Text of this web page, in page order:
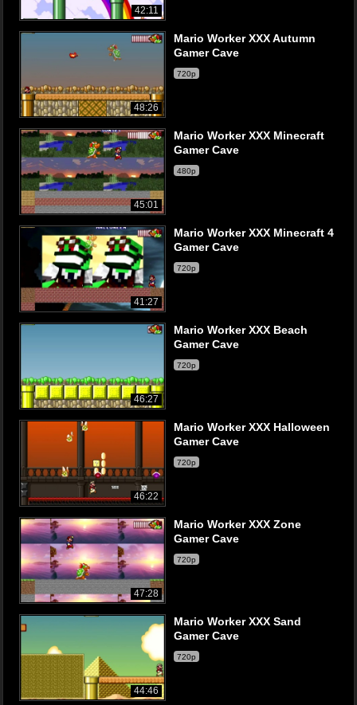
42:11
48:26
Mario Worker XXX Autumn
Gamer Cave
720p
45:01
Mario Worker XXX Minecraft
Gamer Cave
480p
41:27
Mario Worker XXX Minecraft 4
Gamer Cave
720p
46:27
Mario Worker XXX Beach
Gamer Cave
720p
46:22
Mario Worker XXX Halloween
Gamer Cave
720p
47:28
Mario Worker XXX Zone
Gamer Cave
720p
44:46
Mario Worker XXX Sand
Gamer Cave
720p